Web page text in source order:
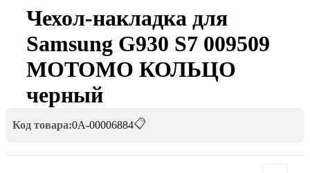
Чехол-накладка для
Samsung G930 S7 009509
MOTOMO КОЛЬЦО
черный
Код товара:0А-00006884📋